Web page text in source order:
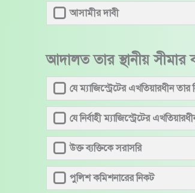
আসামীর দাবী
আদালত তার স্থানীয়
যে ম্যাজিস্ট্রেটের এখতিয়ারধীন তার
যে নির্বাহী ম্যাজিস্ট্রেটের
উক্ত ব্যক্তিকে সরাসরি
পুলিশ কমিশনারের নিকট